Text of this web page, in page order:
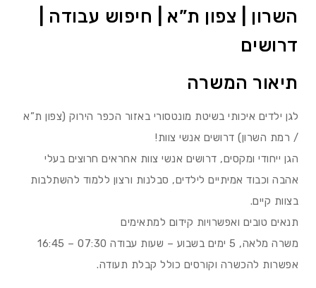
השרון | צפון ת”א | חיפוש עבודה |
דרושים
תיאור המשרה
לגן ילדים איכותי בשיטת מונטסורי באזור הכפר הירוק (צפון ת”א
/ רמת השרון) דרושים אנשי צוות!
הגן ייחודי ומקסים, דרושים אנשי צוות אחראים חרוצים בעלי
אהבה וכבוד אמיתיים לילדים, סבלנות ורצון ללמוד להשתלבות
בצוות קיים.
תנאים טובים ואפשרויות קידום למתאימים
משרה מלאה, 5 ימים בשבוע – שעות עבודה 07:30 – 16:45
אפשרות להכשרה וקורסים כולל קבלת תעודה.